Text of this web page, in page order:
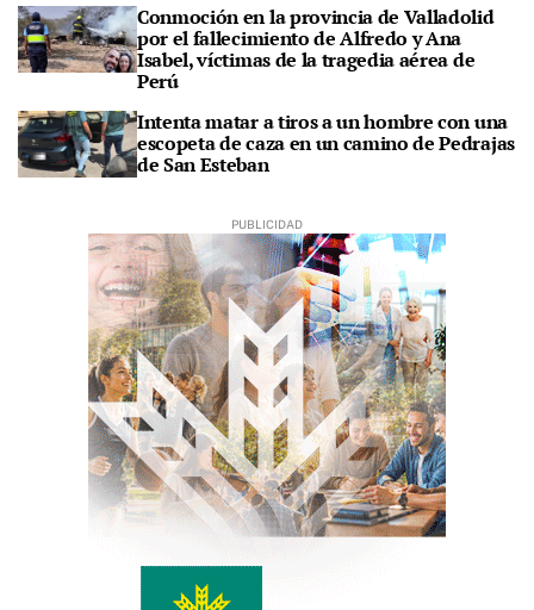
Conmoción en la provincia de Valladolid
por el fallecimiento de Alfredo y Ana
Isabel, víctimas de la tragedia aérea de
Perú
Intenta matar a tiros a un hombre con una
escopeta de caza en un camino de Pedrajas
de San Esteban